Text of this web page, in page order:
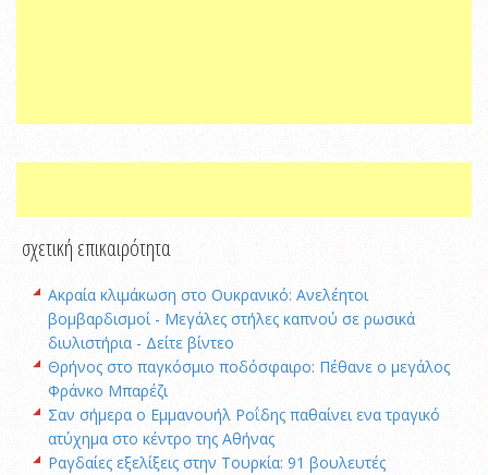
σχετική επικαιρότητα
Ακραία κλιμάκωση στο Ουκρανικό: Ανελέητοι
βομβαρδισμοί - Μεγάλες στήλες καπνού σε ρωσικά
διυλιστήρια - Δείτε βίντεο
Θρήνος στο παγκόσμιο ποδόσφαιρο: Πέθανε ο μεγάλος
Φράνκο Μπαρέζι
Σαν σήμερα ο Εμμανουήλ Ροΐδης παθαίνει ενα τραγικό
ατύχημα στο κέντρο της Αθήνας
Ραγδαίες εξελίξεις στην Τουρκία: 91 βουλευτές